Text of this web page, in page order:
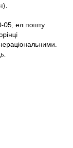
05, ел.пошту